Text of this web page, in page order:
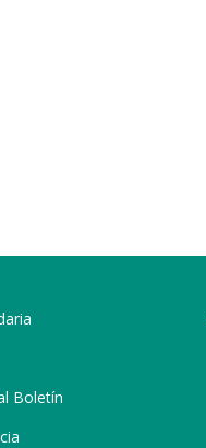
Boletín